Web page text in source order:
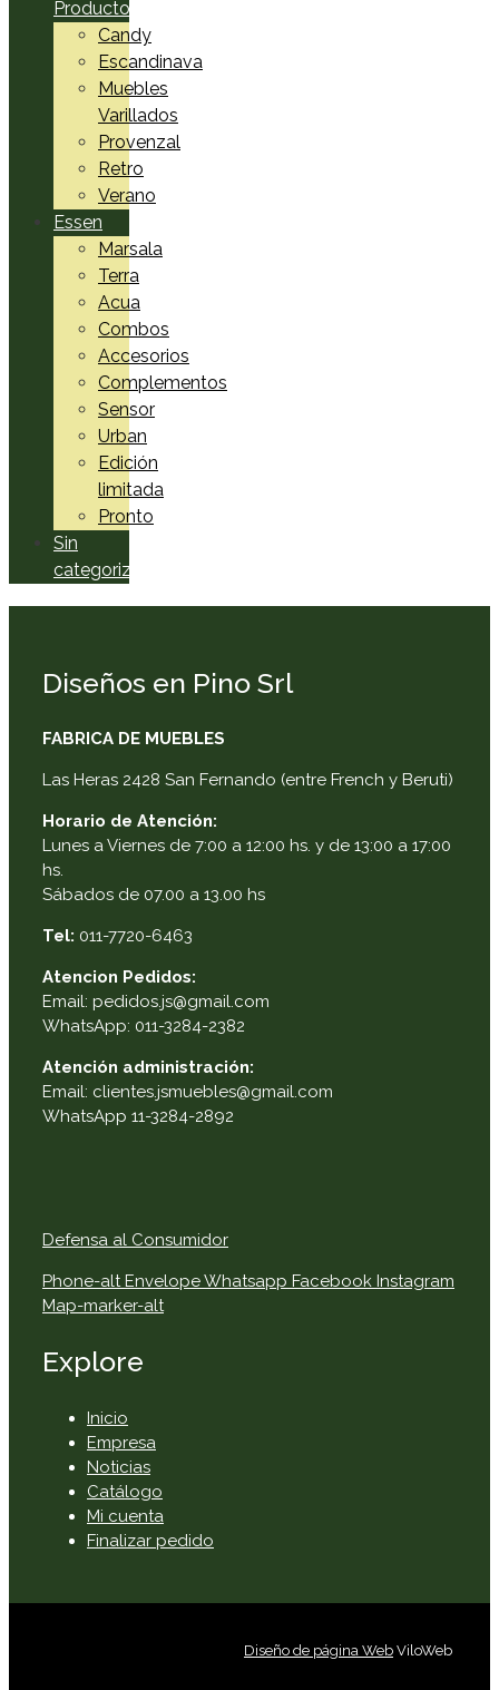
Productos
Candy
Escandinava
Muebles
Varillados
Provenzal
Retro
Verano
Essen
Marsala
Terra
Acua
Combos
Accesorios
Complementos
Sensor
Urban
Edición
limitada
Pronto
Sin
categorizar
Diseños en Pino Srl
FABRICA DE MUEBLES
Las Heras 2428 San Fernando (entre French y Beruti)
Horario de Atención:
Lunes a Viernes de 7:00 a 12:00 hs. y de 13:00 a 17:00
hs.
Sábados de 07.00 a 13.00 hs
Tel: 011-7720-6463
Atencion Pedidos:
Email: pedidos.js@gmail.com
WhatsApp: 011-3284-2382
Atención administración:
Email: clientes.jsmuebles@gmail.com
WhatsApp 11-3284-2892
Defensa al Consumidor
Phone-alt EnvelopeWhatsapp Facebook Instagram
Map-marker-alt
Explore
Inicio
Empresa
Noticias
Catálogo
Mi cuenta
Finalizar pedido
Diseño de página Web ViloWeb